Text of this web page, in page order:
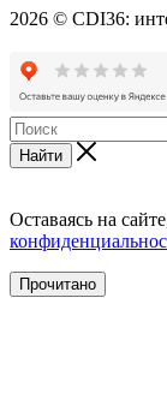
2026 © CDI36:
Найти
Оставаясь на
Прочитано